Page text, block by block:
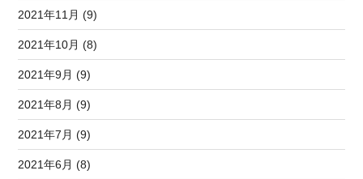
2021年11月 (9)
2021年10月 (8)
2021年9月 (9)
2021年8月 (9)
2021年7月 (9)
2021年6月 (8)